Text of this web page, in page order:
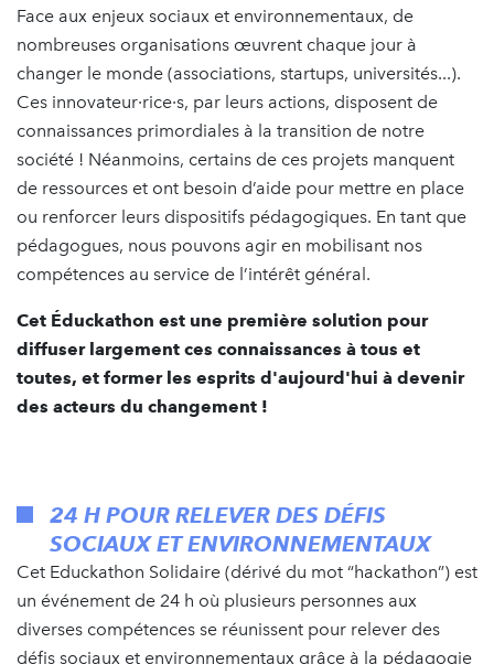
Face aux enjeux sociaux et environnementaux, de
nombreuses organisations œuvrent chaque jour à
changer le monde (associations, startups, universités...).
Ces innovateur·rice·s, par leurs actions, disposent de
connaissances primordiales à la transition de notre
société ! Néanmoins, certains de ces projets manquent
de ressources et ont besoin d’aide pour mettre en place
ou renforcer leurs dispositifs pédagogiques. En tant que
pédagogues, nous pouvons agir en mobilisant nos
compétences au service de l’intérêt général.
Cet Éduckathon est une première solution pour
diffuser largement ces connaissances à tous et
toutes, et former les esprits d'aujourd'hui à devenir
des acteurs du changement !
24 H POUR RELEVER DES DÉFIS
SOCIAUX ET ENVIRONNEMENTAUX
Cet Educkathon Solidaire (dérivé du mot “hackathon”) est
un événement de 24 h où plusieurs personnes aux
diverses compétences se réunissent pour relever des
défis sociaux et environnementaux grâce à la pédagogie